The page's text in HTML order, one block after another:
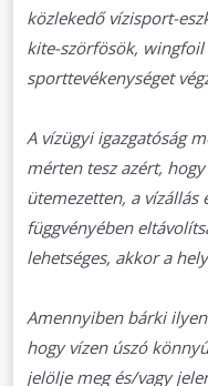
közlekedő vízisport-
kite-szörfösök, wingfoil
sporttevékenységet
A vízügyi igazgatóság
mérten tesz azért,
ütemezetten, a vízállás
függvényében
lehetséges, akkor a
Amennyiben bárki
hogy vízen úszó
jelölje meg és/vagy